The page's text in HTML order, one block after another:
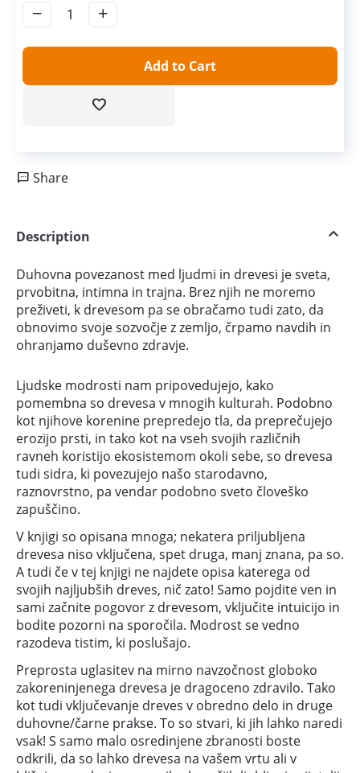
+
−
Add to Cart
Share
Description
Duhovna povezanost med ljudmi in drevesi je sveta,
prvobitna, intimna in trajna. Brez njih ne moremo
preživeti, k drevesom pa se obračamo tudi zato, da
obnovimo svoje sozvočje z zemljo, črpamo navdih in
ohranjamo duševno zdravje.
Ljudske modrosti nam pripovedujejo, kako
pomembna so drevesa v mnogih kulturah. Podobno
kot njihove korenine prepredejo tla, da preprečujejo
erozijo prsti, in tako kot na vseh svojih različnih
ravneh koristijo ekosistemom okoli sebe, so drevesa
tudi sidra, ki povezujejo našo starodavno,
raznovrstno, pa vendar podobno sveto človeško
zapuščino.
V knjigi so opisana mnoga; nekatera priljubljena
drevesa niso vključena, spet druga, manj znana, pa so.
A tudi če v tej knjigi ne najdete opisa katerega od
svojih najljubših dreves, nič zato! Samo pojdite ven in
sami začnite pogovor z drevesom, vključite intuicijo in
bodite pozorni na sporočila. Modrost se vedno
razodeva tistim, ki poslušajo.
Preprosta uglasitev na mirno navzočnost globoko
zakoreninjenega drevesa je dragoceno zdravilo. Tako
kot tudi vključevanje dreves v obredno delo in druge
duhovne/čarne prakse. To so stvari, ki jih lahko naredi
vsak! S samo malo osredinjene zbranosti boste
odkrili, da so lahko drevesa na vašem vrtu ali v